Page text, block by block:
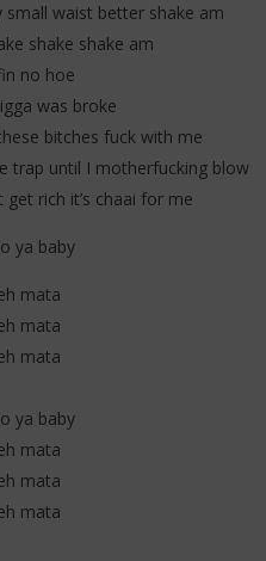
small waist better shake am
shake shake am
no hoe
was broke
bitches fuck with me
trap until I motherfucking blow
get rich it’s chaai for me
ya baby
mata
mata
mata
ya baby
mata
mata
mata